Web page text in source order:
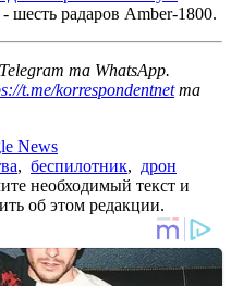
- шесть радаров Amber-1800.
та WhatsApp.
t.me/korrespondentnetта
News
, беспилотник, дрон
необходимый текст и
об этом редакции.